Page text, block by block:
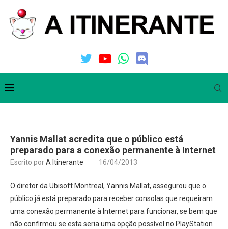
Yannis Mallat acredita que o público está
preparado para a conexão permanente à Internet
Escrito porA Itinerante 16/04/2013
O diretor da Ubisoft Montreal, Yannis Mallat, assegurou que o
público já está preparado para receber consolas que requeiram
uma conexão permanente à Internet para funcionar, se bem que
não confirmou se esta seria uma opção possível no PlayStation